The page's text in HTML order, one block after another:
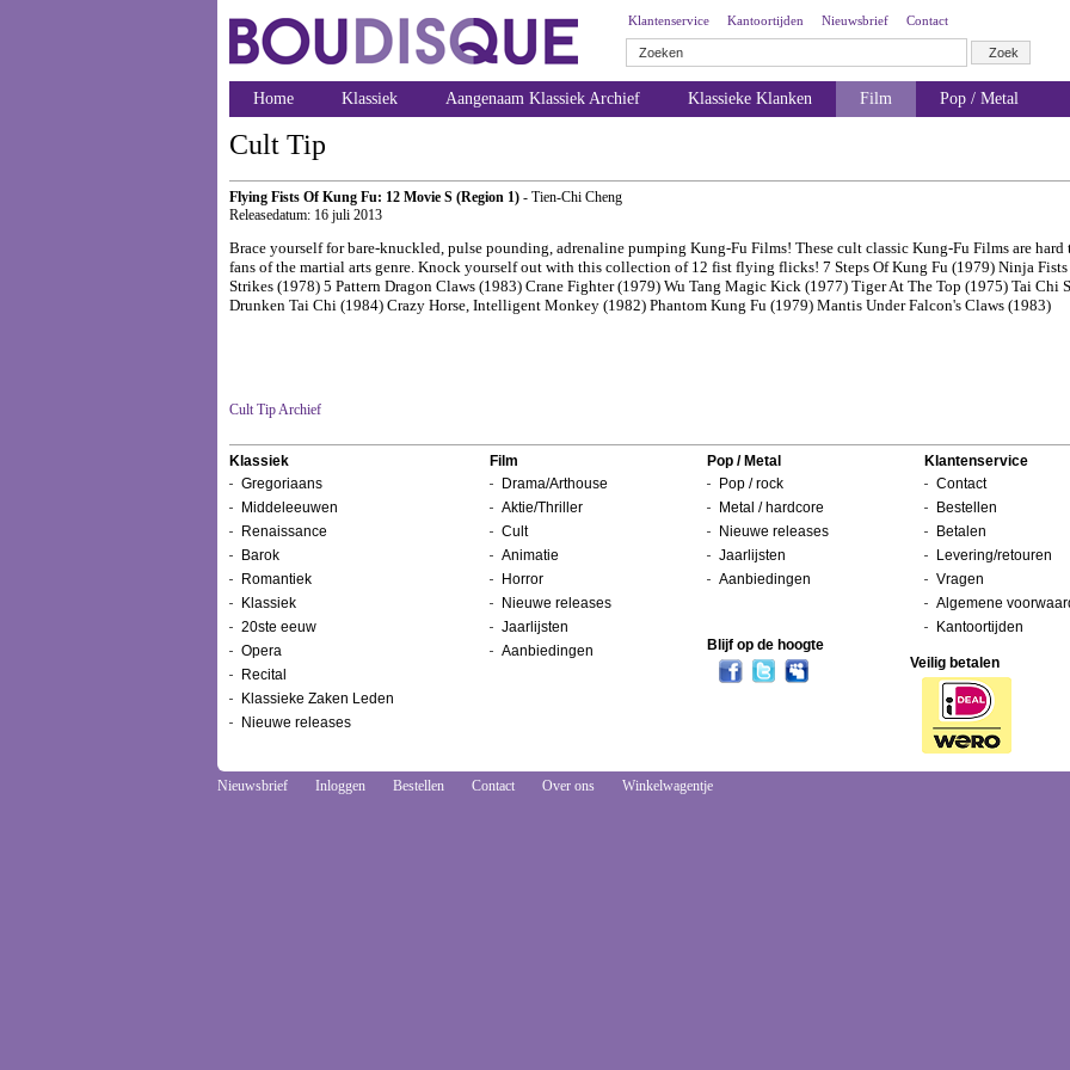
Klantenservice Kantoortijden Nieuwsbrief Contact
Home Klassiek Aangenaam Klassiek Archief Klassieke Klanken Film Pop / Metal
Cult Tip
Flying Fists Of Kung Fu: 12 Movie S (Region 1) - Tien-Chi Cheng
Releasedatum: 16 juli 2013
Brace yourself for bare-knuckled, pulse pounding, adrenaline pumping Kung-Fu Films! These cult classic Kung-Fu Films are
fans of the martial arts genre. Knock yourself out with this collection of 12 fist flying flicks! 7 Steps Of Kung Fu (1979) Ninja
Strikes (1978) 5 Pattern Dragon Claws (1983) Crane Fighter (1979) Wu Tang Magic Kick (1977) Tiger At The Top (1975) Tai Chi
Drunken Tai Chi (1984) Crazy Horse, Intelligent Monkey (1982) Phantom Kung Fu (1979) Mantis Under Falcon's Claws (1983)
Cult Tip Archief
Klassiek
Gregoriaans
Middeleeuwen
Renaissance
Barok
Romantiek
Klassiek
20ste eeuw
Opera
Recital
Klassieke Zaken Leden
Nieuwe releases
Film
Drama/Arthouse
Aktie/Thriller
Cult
Animatie
Horror
Nieuwe releases
Jaarlijsten
Aanbiedingen
Pop / Metal
Pop / rock
Metal / hardcore
Nieuwe releases
Jaarlijsten
Aanbiedingen
Klantenservice
Contact
Bestellen
Betalen
Levering/retouren
Vragen
Algemene
Kantoortijden
Blijf op de hoogte
Veilig betalen
Nieuwsbrief Inloggen Bestellen Contact Over ons Winkelwagentje